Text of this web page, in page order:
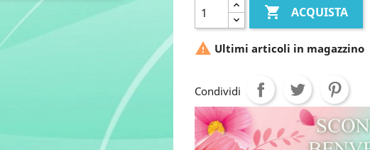
 ACQUISTA
 Ultimi articoli in magazzino
Condividi